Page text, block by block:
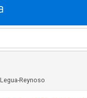
Reynoso